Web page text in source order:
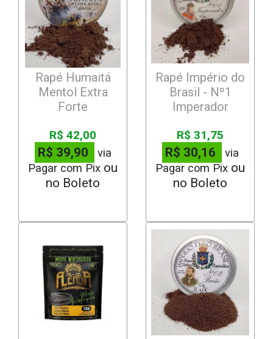
Rapé Humaitá
Mentol Extra
Forte
R$ 42,00
R$ 39,90
via
Pagar com Pix
Rapé Império do
Brasil - Nº1
Imperador
R$ 31,75
R$ 30,16
via
Pagar com Pix